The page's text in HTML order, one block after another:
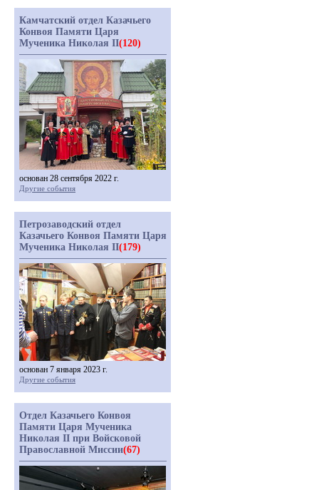
Камчатский отдел Казачьего
Конвоя Памяти Царя
Мученика Николая II(120)
основан 28 сентября 2022 г.
Другие события
Петрозаводский отдел
Казачьего Конвоя Памяти Царя
Мученика Николая II(179)
основан 7 января 2023 г.
Другие события
Отдел Казачьего Конвоя
Памяти Царя Мученика
Николая II при Войсковой
Православной Миссии(67)